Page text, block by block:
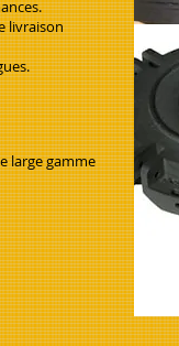
livraison
large gamme